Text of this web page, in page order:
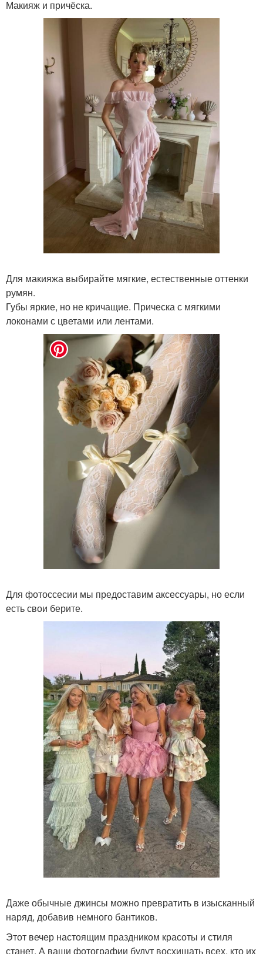
Макияж и причёска.
Для макияжа выбирайте мягкие, естественные оттенки
румян.
Губы яркие, но не кричащие. Прическа с мягкими
локонами с цветами или лентами.
Для фотоссесии мы предоставим аксессуары, но если
есть свои берите.
Даже обычные джинсы можно превратить в изысканный
наряд, добавив немного бантиков.
Этот вечер настоящим праздником красоты и стиля
станет. А ваши фотографии будут восхищать всех, кто их